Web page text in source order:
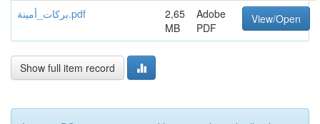
بركات_أمينة.pdf
2,65
MB
Adobe
PDF
View/Open
Show full item record